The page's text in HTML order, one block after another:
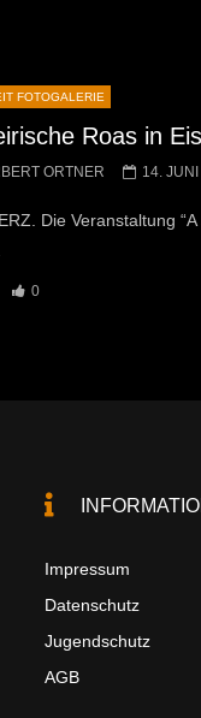
FOTOGALERIE
Roas in
ORTNER 14.
Die Veranstaltung
0
Impressum
Datenschutz
Jugendschutz
AGB